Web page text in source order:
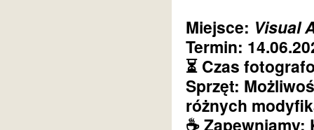
Miejsce: Visual
Termin:
⏳ Czas
Sprzęt:
różnych
☕